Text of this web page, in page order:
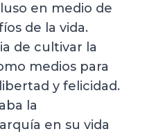
en medio de
de la vida.
de cultivar la
medios para
y felicidad.
la
en su vida